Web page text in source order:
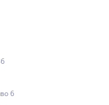
6